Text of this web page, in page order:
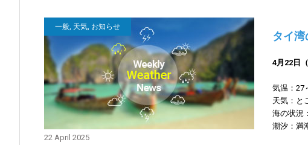
22 April 2025
一般, 天気, お知らせ
タイ
4月22日（
気温：27
天気：と
海の状況
潮汐：満